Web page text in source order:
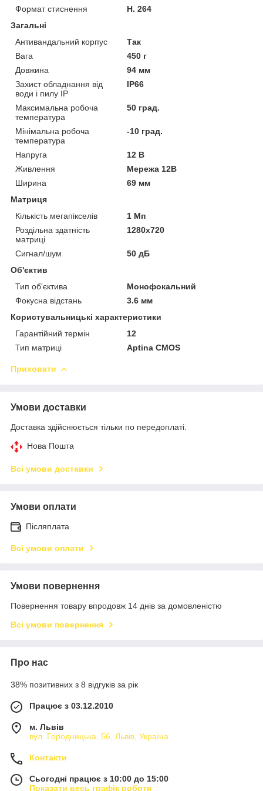
Формат стиснення
H. 264
Загальні
Антивандальний корпус
Так
Вага
450 г
Довжина
94 мм
Захист обладнання від
води і пилу IP
IP66
Максимальна робоча
температура
50 град.
Мінімальна робоча
температура
-10 град.
Напруга
12 В
Живлення
Мережа 12В
Ширина
69 мм
Матриця
Кількість мегапікселів
1 Мп
Роздільна здатність
матриці
1280x720
Сигнал/шум
50 дБ
Об'єктив
Тип об'єктива
Монофокальний
Фокусна відстань
3.6 мм
Користувальницькі характеристики
Гарантійний термін
12
Тип матриці
Aptina CMOS
Приховати
Умови доставки
Доставка здійснюється тільки по передоплаті.
Нова Пошта
Всі умови доставки
Умови оплати
Післяплата
Всі умови оплати
Умови повернення
Повернення товару впродовж 14 днів за домовленістю
Всі умови повернення
Про нас
38% позитивних з 8 відгуків за рік
Працює з 03.12.2010
м. Львів
вул. Городницька, 56, Львів, Україна
Контакти
Сьогодні працює з 10:00 до 15:00
Показати весь графік роботи